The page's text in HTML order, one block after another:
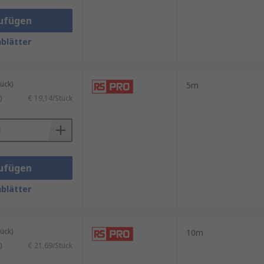
weiterer Unterschied liegt in
sogar 16 Bit pro Kanal
€ 19,14/Stück
5m
€ 21,69/Stück
10m